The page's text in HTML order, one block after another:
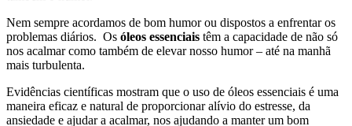
Nem sempre acordamos de bom humor ou dispostos a enfrentar os
problemas diários. Os óleos essenciais têm a capacidade de não só
nos acalmar como também de elevar nosso humor – até na manhã
mais turbulenta.
Evidências científicas mostram que o uso de óleos essenciais é uma
maneira eficaz e natural de proporcionar alívio do estresse, da
ansiedade e ajudar a acalmar, nos ajudando a manter um bom